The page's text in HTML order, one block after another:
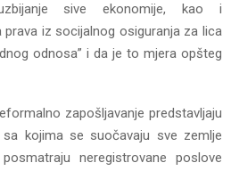
sive ekonomije, kao i
iz socijalnog osiguranja za lica
odnosa” i da je to mjera opšteg
zapošljavanje predstavljaju
kojima se suočavaju sve zemlje
neregistrovane poslove